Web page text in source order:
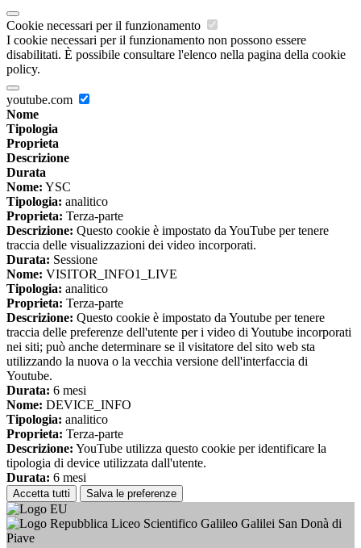
Cookie necessari per il funzionamento
I cookie necessari per il funzionamento non possono essere
disabilitati. È possibile consultare l'elenco nella pagina della cookie
policy.
youtube.com
Nome
Tipologia
Proprieta
Descrizione
Durata
Nome: YSC
Tipologia: analitico
Proprieta: Terza-parte
Descrizione: Questo cookie è impostato da YouTube per tenere
traccia delle visualizzazioni dei video incorporati.
Durata: Sessione
Nome: VISITOR_INFO1_LIVE
Tipologia: analitico
Proprieta: Terza-parte
Descrizione: Questo cookie è impostato da Youtube per tenere
traccia delle preferenze dell'utente per i video di Youtube incorporati
nei siti; può anche determinare se il visitatore del sito web sta
utilizzando la nuova o la vecchia versione dell'interfaccia di
Youtube.
Durata: 6 mesi
Nome: DEVICE_INFO
Tipologia: analitico
Proprieta: Terza-parte
Descrizione: YouTube utilizza questo cookie per identificare la
tipologia di device utilizzata dall'utente.
Durata: 6 mesi
Accetta tutti Salva le preferenze
Liceo Scientifico Galileo Galilei San Donà di
Piave